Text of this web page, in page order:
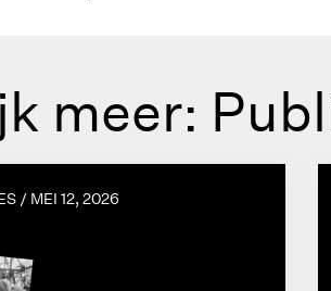
meer:
/ MEI 12, 2026